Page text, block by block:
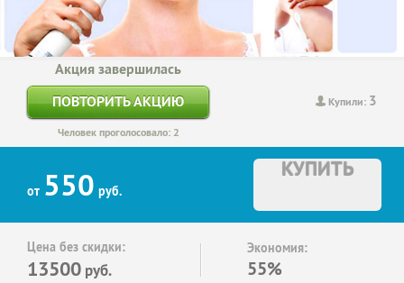
Купили: 3
Акция завершилась
ПОВТОРИТЬ АКЦИЮ
Человек проголосовало: 2
от 550 руб.
КУПИТЬ
Цена без скидки:
13500 руб.
Экономия:
55%